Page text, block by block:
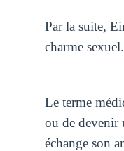
Par la suite,
charme sexuel.
Le terme
ou de devenir
échange son